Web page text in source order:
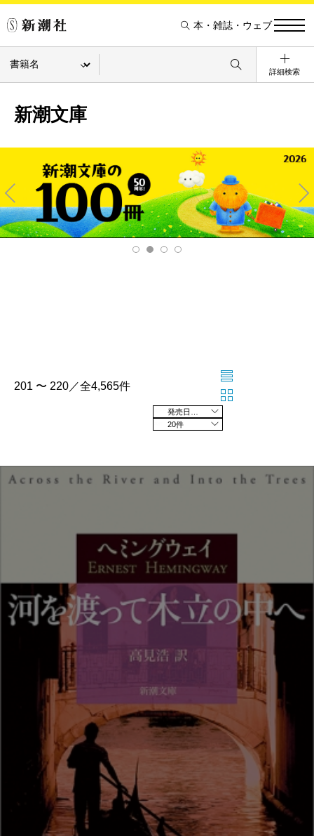
本・雑誌・ウェブ
詳細検索
新潮文庫
Pre
v
Ne
xt
201 〜 220／全4,565件
20件